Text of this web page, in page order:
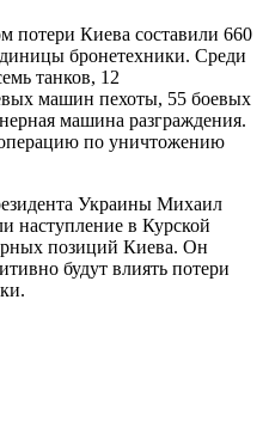
потери Киева составили 660
бронетехники. Среди
танков, 12
машин пехоты, 55 боевых
машина разграждения.
по уничтожению
Украины Михаил
наступление в Курской
позиций Киева. Он
будут влиять потери